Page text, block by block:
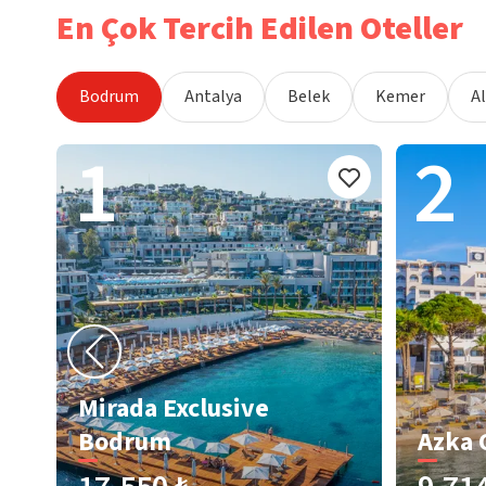
En Çok Tercih Edilen Oteller
Bodrum Antalya Belek Kemer
1
Mirada Exclusive
Bodrum
2
Azka